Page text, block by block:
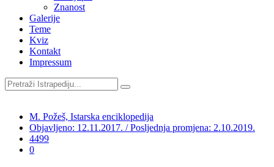
Znanost
Galerije
Teme
Kviz
Kontakt
Impressum
M. Požeš, Istarska enciklopedija
Objavljeno: 12.11.2017. / Posljednja promjena: 2.10.2019.
4499
0